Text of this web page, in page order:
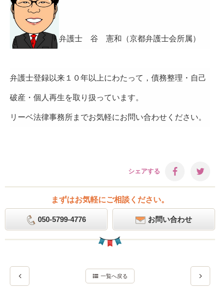
弁護士 谷 憲和（京都弁護士会所属）
弁護士登録以来１０年以上にわたって，債務整理・自己
破産・個人再生を取り扱っています。
リーベ法律事務所までお気軽にお問い合わせください。
シェアする
まずはお気軽にご相談ください。
050-5799-4776 お問い合わせ
一覧へ戻る